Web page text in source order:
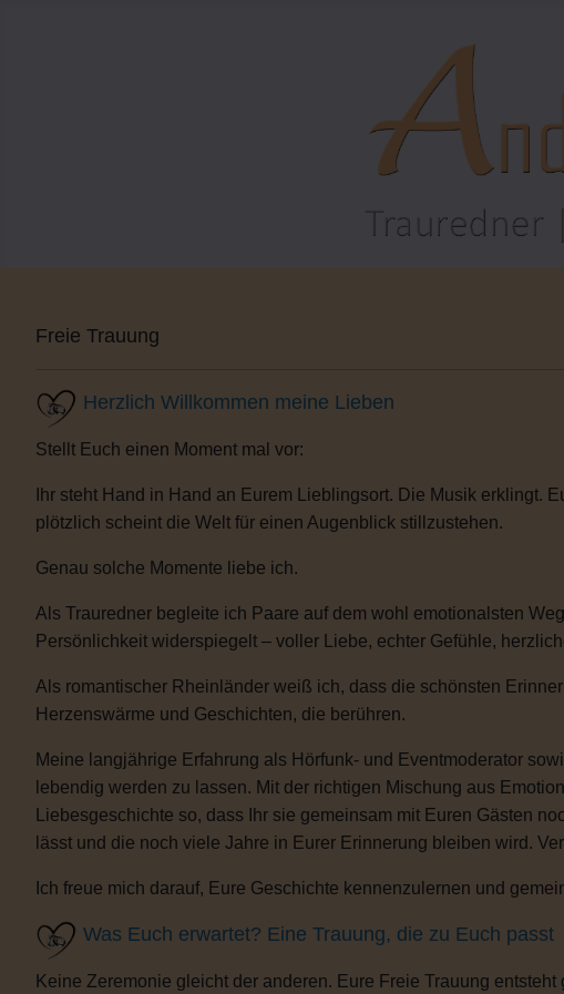
Freie Trauung
Herzlich Willkommen meine Lieben
Stellt Euch einen Moment mal vor:
Ihr steht Hand in Hand an Eurem Lieblingsort. Die Musik erklingt.
plötzlich scheint die Welt für einen Augenblick stillzustehen.
Genau solche Momente liebe ich.
Als Trauredner begleite ich Paare auf dem wohl emotionalsten
Persönlichkeit widerspiegelt – voller Liebe, echter Gefühle,
Als romantischer Rheinländer weiß ich, dass die schönsten
Herzenswärme und Geschichten, die berühren.
Meine langjährige Erfahrung als Hörfunk- und Eventmoderator
lebendig werden zu lassen. Mit der richtigen Mischung aus
Liebesgeschichte so, dass Ihr sie gemeinsam mit Euren Gästen
lässt und die noch viele Jahre in Eurer Erinnerung bleiben wird.
Ich freue mich darauf, Eure Geschichte kennenzulernen und
Was Euch erwartet? Eine Trauung, die zu Euch passt
Keine Zeremonie gleicht der anderen. Eure Freie Trauung